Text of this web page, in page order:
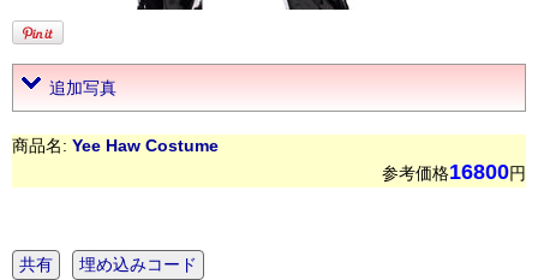
追加写真
商品名: Yee Haw Costume
参考価格16800円
共有 埋め込みコード